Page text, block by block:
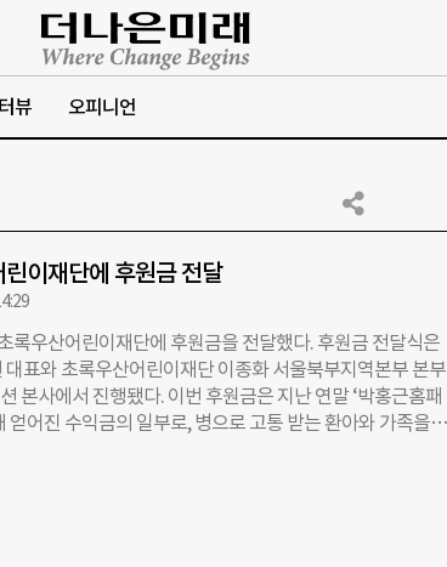
뷰 오피니언
이재단에 후원금 전달
록우산어린이재단에 후원금을 전달했다. 후원금 전달식은
표와 초록우산어린이재단 이종화 서울북부지역본부 본부
본사에서 진행됐다. 이번 후원금은 지난 연말 ‘박홍근홈패
얻어진 수익금의 일부로, 병으로 고통 받는 환아와 가족을